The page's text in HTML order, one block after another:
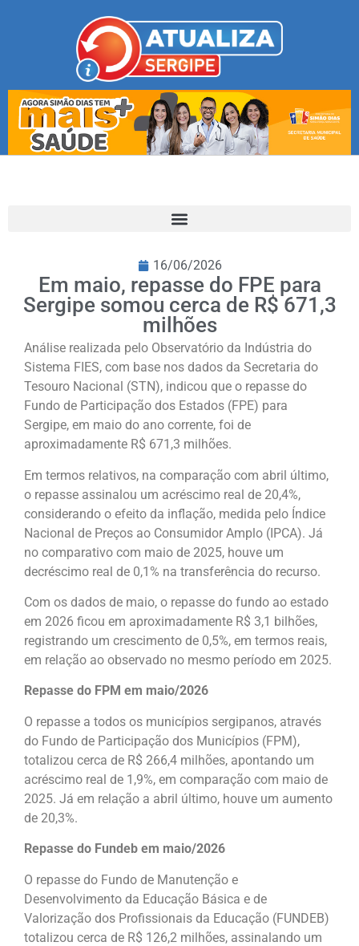
16/06/2026
Em maio, repasse do FPE para
Sergipe somou cerca de R$ 671,3
milhões
Análise realizada pelo Observatório da Indústria do
Sistema FIES, com base nos dados da Secretaria do
Tesouro Nacional (STN), indicou que o repasse do
Fundo de Participação dos Estados (FPE) para
Sergipe, em maio do ano corrente, foi de
aproximadamente R$ 671,3 milhões.
Em termos relativos, na comparação com abril último,
o repasse assinalou um acréscimo real de 20,4%,
considerando o efeito da inflação, medida pelo Índice
Nacional de Preços ao Consumidor Amplo (IPCA). Já
no comparativo com maio de 2025, houve um
decréscimo real de 0,1% na transferência do recurso.
Com os dados de maio, o repasse do fundo ao estado
em 2026 ficou em aproximadamente R$ 3,1 bilhões,
registrando um crescimento de 0,5%, em termos reais,
em relação ao observado no mesmo período em 2025.
Repasse do FPM em maio/2026
O repasse a todos os municípios sergipanos, através
do Fundo de Participação dos Municípios (FPM),
totalizou cerca de R$ 266,4 milhões, apontando um
acréscimo real de 1,9%, em comparação com maio de
2025. Já em relação a abril último, houve um aumento
de 20,3%.
Repasse do Fundeb em maio/2026
O repasse do Fundo de Manutenção e
Desenvolvimento da Educação Básica e de
Valorização dos Profissionais da Educação (FUNDEB)
totalizou cerca de R$ 126,2 milhões, assinalando um